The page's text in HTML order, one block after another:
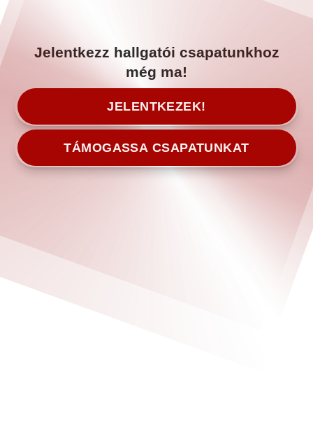
Jelentkezz hallgatói csapatunkhoz
még ma!
JELENTKEZEK!
TÁMOGASSA CSAPATUNKAT